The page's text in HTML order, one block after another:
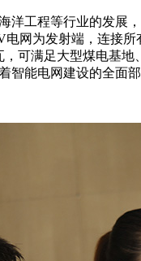
工程等行业的发展
网为发射端，连接
可满足大型煤电基
能电网建设的全面